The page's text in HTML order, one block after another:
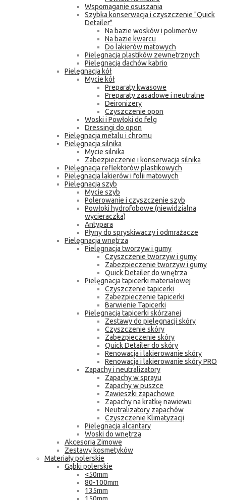
Wspomaganie osuszania
Szybka konserwacja i czyszczenie "Quick
Detailer"
Na bazie wosków i polimerów
Na bazie kwarcu
Do lakierów matowych
Pielęgnacja plastików zewnętrznych
Pielęgnacja dachów kabrio
Pielęgnacja kół
Mycie kół
Preparaty kwasowe
Preparaty zasadowe i neutralne
Deironizery
Czyszczenie opon
Woski i Powłoki do felg
Dressingi do opon
Pielęgnacja metalu i chromu
Pielęgnacja silnika
Mycie silnika
Zabezpieczenie i konserwacja silnika
Pielęgnacja reflektorów plastikowych
Pielęgnacja lakierów i folii matowych
Pielęgnacja szyb
Mycie szyb
Polerowanie i czyszczenie szyb
Powłoki hydrofobowe (niewidzialna
wycieraczka)
Antypara
Płyny do spryskiwaczy i odmrażacze
Pielęgnacja wnętrza
Pielęgnacja tworzyw i gumy
Czyszczenie tworzyw i gumy
Zabezpieczenie tworzyw i gumy
Quick Detailer do wnętrza
Pielęgnacja tapicerki materiałowej
Czyszczenie tapicerki
Zabezpieczenie tapicerki
Barwienie Tapicerki
Pielęgnacja tapicerki skórzanej
Zestawy do pielęgnacji skóry
Czyszczenie skóry
Zabezpieczenie skóry
Quick Detailer do skóry
Renowacja i lakierowanie skóry
Renowacja i lakierowanie skóry PRO
Zapachy i neutralizatory
Zapachy w sprayu
Zapachy w puszce
Zawieszki zapachowe
Zapachy na kratkę nawiewu
Neutralizatory zapachów
Czyszczenie Klimatyzacji
Pielęgnacja alcantary
Woski do wnętrza
Akcesoria Zimowe
Zestawy kosmetyków
Materiały polerskie
Gąbki polerskie
<50mm
80-100mm
135mm